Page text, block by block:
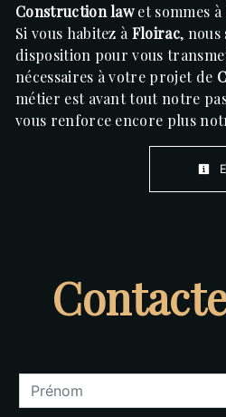
Construction lawet sommes à
Si vous habitez à Floirac, nous
disposition pour vous
nécessaires à votre projet de
métier est avant tout notre
vous renforce encore plus